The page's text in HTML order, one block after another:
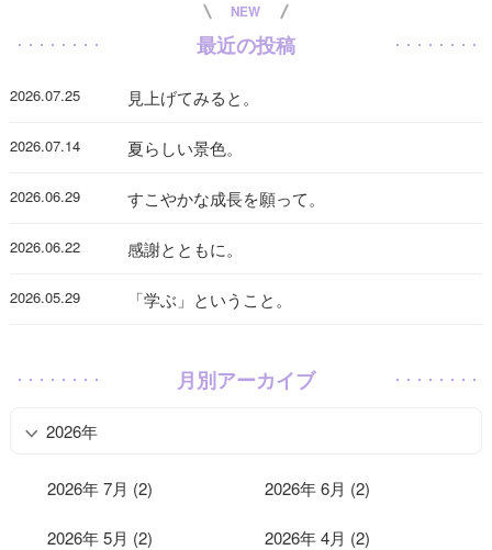
NEW
最近の投稿
2026.07.25 見上げてみると。
2026.07.14 夏らしい景色。
2026.06.29 すこやかな成長を願って。
2026.06.22 感謝とともに。
2026.05.29 「学ぶ」ということ。
月別アーカイブ
2026年
2026年 7月 (2) 2026年 6月 (2)
2026年 5月 (2) 2026年 4月 (2)